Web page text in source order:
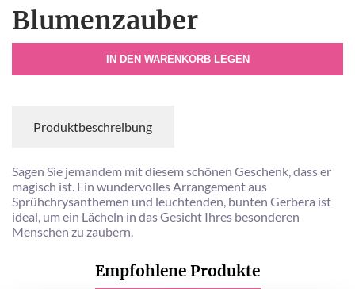
Blumenzauber
IN DEN WARENKORB LEGEN
Produktbeschreibung
Sagen Sie jemandem mit diesem schönen Geschenk, dass er
magisch ist. Ein wundervolles Arrangement aus
Sprühchrysanthemen und leuchtenden, bunten Gerbera ist
ideal, um ein Lächeln in das Gesicht Ihres besonderen
Menschen zu zaubern.
Empfohlene Produkte